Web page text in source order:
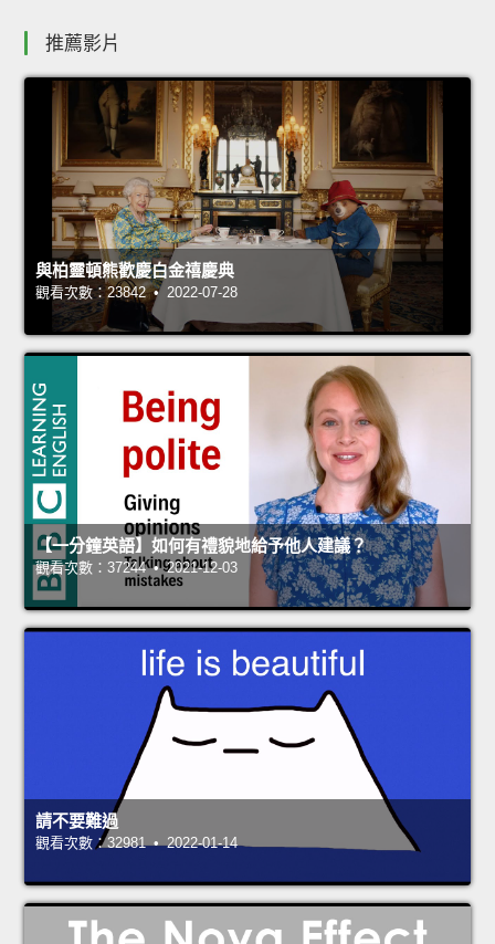
推薦影片
與柏靈頓熊歡慶白金禧慶典
觀看次數：23842 • 2022-07-28
【一分鐘英語】如何有禮貌地給予他人建議？
觀看次數：37244 • 2021-12-03
請不要難過
觀看次數：32981 • 2022-01-14